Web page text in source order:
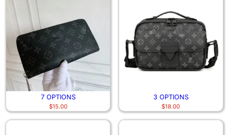
7 OPTIONS
$15.00
3 OPTIONS
$18.00